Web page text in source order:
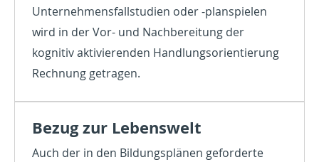
Unternehmensfallstudien oder -planspielen
wird in der Vor- und Nachbereitung der
kognitiv aktivierenden Handlungsorientierung
Rechnung getragen.
Bezug zur Lebenswelt
Auch der in den Bildungsplänen geforderte